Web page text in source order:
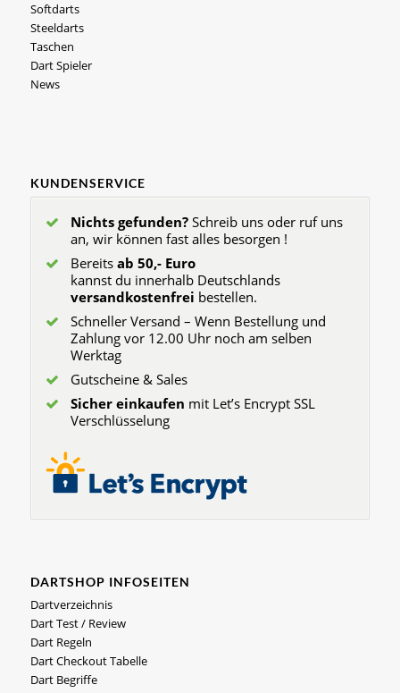
Softdarts
Steeldarts
Taschen
Dart Spieler
News
KUNDENSERVICE
Nichts gefunden?Schreib uns oder ruf uns
an, wir können fast alles besorgen !
Bereits ab 50,- Euro
kannst du innerhalb Deutschlands
versandkostenfrei bestellen.
Schneller Versand – Wenn Bestellung und
Zahlung vor 12.00 Uhr noch am selben
Werktag
Gutscheine & Sales
Sicher einkaufen mit Let’s Encrypt SSL
Verschlüsselung
DARTSHOP INFOSEITEN
Dartverzeichnis
Dart Test / Review
Dart Regeln
Dart Checkout Tabelle
Dart Begriffe